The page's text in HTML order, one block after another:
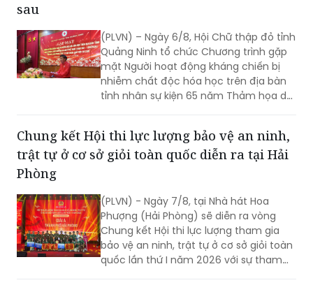
sau
(PLVN) – Ngày 6/8, Hội Chữ thập đỏ tỉnh
Quảng Ninh tổ chức Chương trình gặp
mặt Người hoạt động kháng chiến bị
nhiễm chất độc hóa học trên địa bàn
tỉnh nhân sự kiện 65 năm Thảm họa da
trào “Vì nạn nhân chất độc da cam”.
Chung kết Hội thi lực lượng bảo vệ an ninh,
trật tự ở cơ sở giỏi toàn quốc diễn ra tại Hải
Phòng
(PLVN) - Ngày 7/8, tại Nhà hát Hoa
Phượng (Hải Phòng) sẽ diễn ra vòng
Chung kết Hội thi lực lượng tham gia
bảo vệ an ninh, trật tự ở cơ sở giỏi toàn
quốc lần thứ I năm 2026 với sự tham